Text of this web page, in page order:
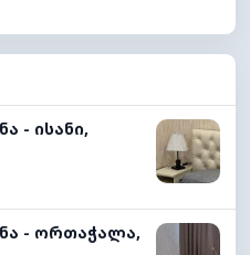
- ისანი,
- ორთაჭალა,